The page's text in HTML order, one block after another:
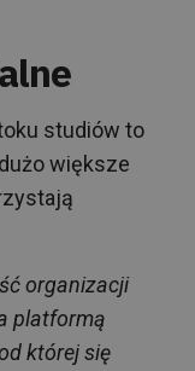
studiów to
większe
organizacji
platformą
której się